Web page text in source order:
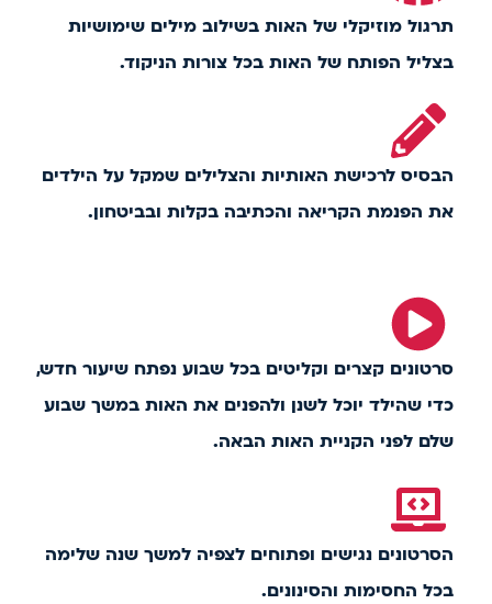
תרגול מוזיקלי של האות בשילוב מילים שימושיות
בצליל הפותח של האות בכל צורות הניקוד.
הבסיס לרכישת האותיות והצלילים שמקל על הילדים
את הפנמת הקריאה והכתיבה בקלות ובביטחון.
סרטונים קצרים וקליטים בכל שבוע נפתח שיעור חדש,
כדי שהילד יוכל לשנן ולהפנים את האות במשך שבוע
שלם לפני הקניית האות הבאה.
הסרטונים נגישים ופתוחים לצפיה למשך שנה שלימה
בכל החסימות והסינונים.